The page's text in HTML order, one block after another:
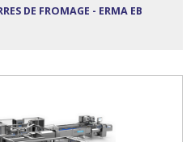
DE FROMAGE - ERMA EB